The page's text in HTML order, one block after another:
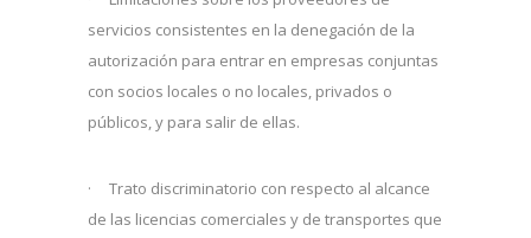
servicios consistentes en la denegación de la
autorización para entrar en empresas conjuntas
con socios locales o no locales, privados o
públicos, y para salir de ellas.
· Trato discriminatorio con respecto al alcance
de las licencias comerciales y de transportes que